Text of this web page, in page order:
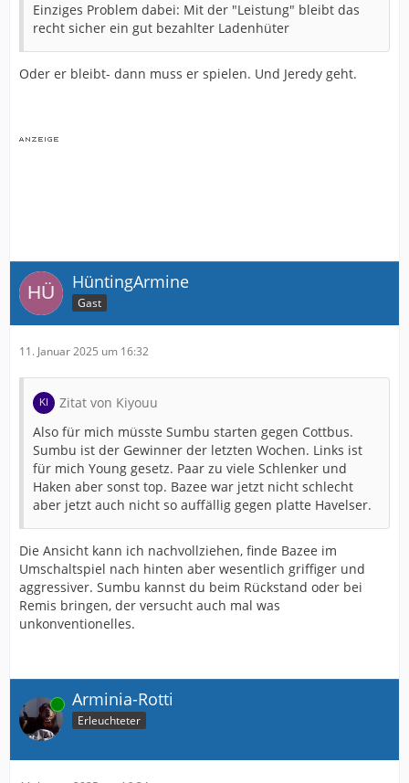
Einziges Problem dabei: Mit der "Leistung" bleibt das
recht sicher ein gut bezahlter Ladenhüter
Oder er bleibt- dann muss er spielen. Und Jeredy geht.
HüntingArmine
Gast
11. Januar 2025 um 16:32
Zitat von Kiyouu
Also für mich müsste Sumbu starten gegen Cottbus.
Sumbu ist der Gewinner der letzten Wochen. Links ist
für mich Young gesetz. Paar zu viele Schlenker und
Haken aber sonst top. Bazee war jetzt nicht schlecht
aber jetzt auch nicht so auffällig gegen platte Havelser.
Die Ansicht kann ich nachvollziehen, finde Bazee im
Umschaltspiel nach hinten aber wesentlich griffiger und
aggressiver. Sumbu kannst du beim Rückstand oder bei
Remis bringen, der versucht auch mal was
unkonventionelles.
Online Arminia-Rotti
Erleuchteter